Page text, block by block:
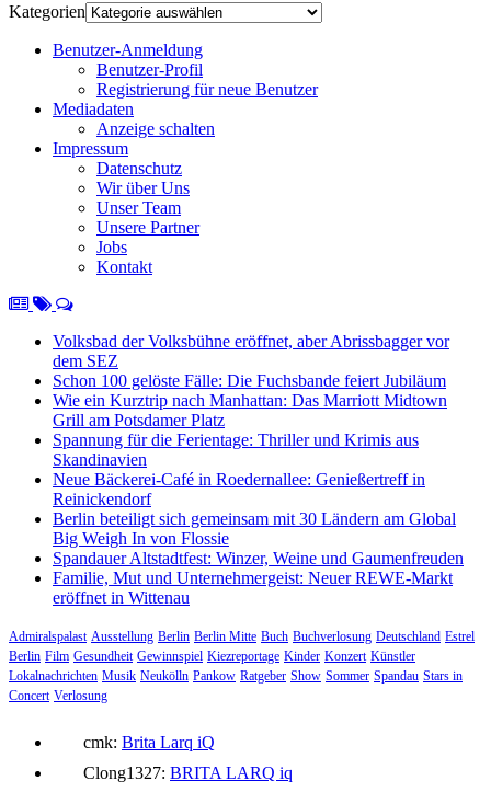
Kategorien
Benutzer-Anmeldung
Benutzer-Profil
Registrierung für neue Benutzer
Mediadaten
Anzeige schalten
Impressum
Datenschutz
Wir über Uns
Unser Team
Unsere Partner
Jobs
Kontakt
Volksbad der Volksbühne eröffnet, aber Abrissbagger vor
dem SEZ
Schon 100 gelöste Fälle: Die Fuchsbande feiert Jubiläum
Wie ein Kurztrip nach Manhattan: Das Marriott Midtown
Grill am Potsdamer Platz
Spannung für die Ferientage: Thriller und Krimis aus
Skandinavien
Neue Bäckerei-Café in Roedernallee: Genießertreff in
Reinickendorf
Berlin beteiligt sich gemeinsam mit 30 Ländern am Global
Big Weigh In von Flossie
Spandauer Altstadtfest: Winzer, Weine und Gaumenfreuden
Familie, Mut und Unternehmergeist: Neuer REWE-Markt
eröffnet in Wittenau
Admiralspalast Ausstellung Berlin Berlin Mitte Buch Buchverlosung Deutschland Estrel
Berlin Film Gesundheit Gewinnspiel Kiezreportage Kinder Konzert Künstler
Lokalnachrichten Musik Neukölln Pankow Ratgeber Show Sommer Spandau Stars in
Concert Verlosung
cmk: Brita Larq iQ
Clong1327: BRITA LARQ iq